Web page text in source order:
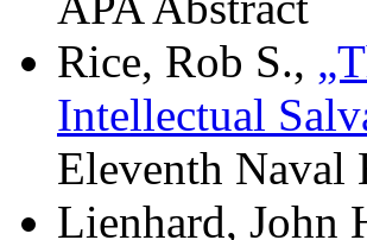
Rice, Rob S.,
Intellectual
Eleventh Naval
Lienhard, John